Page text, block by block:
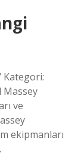
Kategori:
Massey
ve
ekipmanları